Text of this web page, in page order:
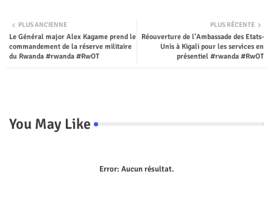
ter tsap
PLUS RÉCENTE
Réouverture de l'Ambassade des Etats-
Unis à Kigali pour les services en
présentiel #rwanda #RwOT
PLUS ANCIENNE
Le Général major Alex Kagame prend le
commandement de la réserve militaire
du Rwanda #rwanda #RwOT
You May Like
Error: Aucun résultat.